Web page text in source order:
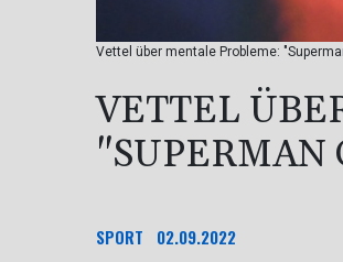
Vettel über mentale Probleme:
VETTEL
"SUPERMAN
SPORT 02.09.2022